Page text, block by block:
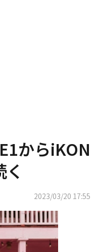
からiKON
2023/03/20 17:55